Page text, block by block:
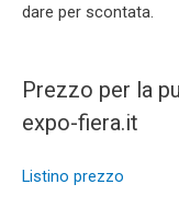
dare per scontata.
Prezzo per la
expo-fiera.it
Listino prezzo